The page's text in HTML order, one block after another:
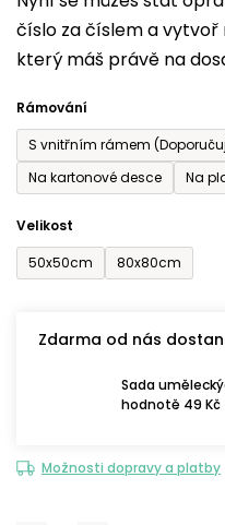
číslo za číslem a
který máš právě na
Rámování
S vnitřním rámem
Na kartonové desce
Na
Velikost
50x50cm
80x80cm
Zdarma od nás
Sada
hodnotě 49 Kč
Možnosti dopravy a platby
produktu
je
0,0
5
hvězdiček.